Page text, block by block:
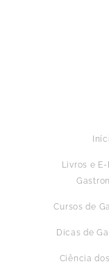
Livros e
Cursos de
Dicas de
Ciência